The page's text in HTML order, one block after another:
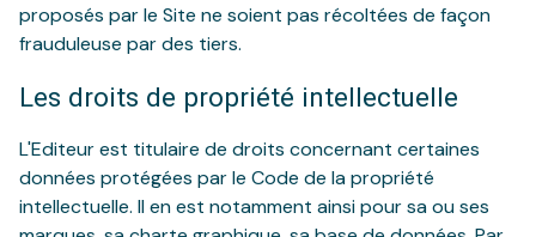
proposés par le Site ne soient pas récoltées de façon
frauduleuse par des tiers.
Les droits de propriété intellectuelle
L'Editeur est titulaire de droits concernant certaines
données protégées par le Code de la propriété
intellectuelle. Il en est notamment ainsi pour sa ou ses